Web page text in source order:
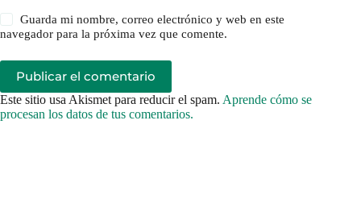
Guarda mi nombre, correo electrónico y web en este
navegador para la próxima vez que comente.
Publicar el comentario
Este sitio usa Akismet para reducir el spam. Aprende cómo se
procesan los datos de tus comentarios.